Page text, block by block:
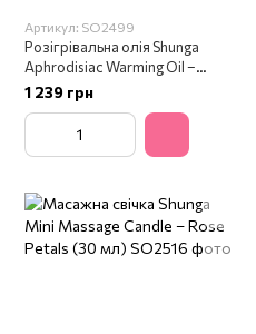
Артикул: SO2499
Розігрівальна олія Shunga
Aphrodisiac Warming Oil –
Coconut Thrills (100 мл)
1 239 грн